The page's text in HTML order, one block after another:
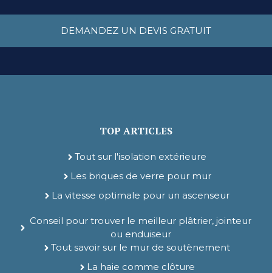
DEMANDEZ UN DEVIS GRATUIT
TOP ARTICLES
Tout sur l'isolation extérieure
Les briques de verre pour mur
La vitesse optimale pour un ascenseur
Conseil pour trouver le meilleur plâtrier, jointeur
ou enduiseur
Tout savoir sur le mur de soutènement
La haie comme clôture